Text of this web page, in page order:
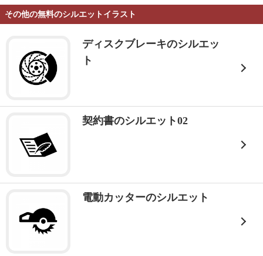
その他の無料のシルエットイラスト
ディスクブレーキのシルエッ
ト
契約書のシルエット02
電動カッターのシルエット